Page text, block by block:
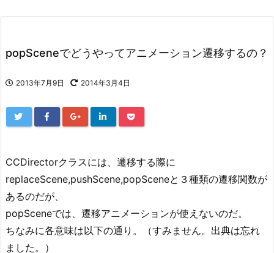
popSceneでどうやってアニメーション遷移するの？
2013年7月9日 2014年3月4日
CCDirectorクラスには、遷移する際に
replaceScene,pushScene,popSceneと３種類の遷移関数が
あるのだが、
popSceneでは、遷移アニメーションが使えないのだ。
ちなみに各意味は以下の通り。（すみません。出典は忘れ
ました。）